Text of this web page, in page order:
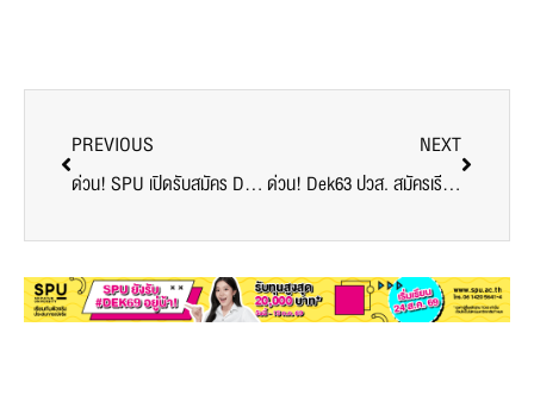
PREVIOUS
ด่วน! SPU เปิดรับสมัคร DEK 63 พร้อมรับทุน SPU CARE 15,000*
NEXT
ด่วน! Dek63 ปวส. สมัครเรียน SPU วันนี้ – 31 พ.ค. 63 รับทุน SPU CARE สูงสุด 10,000 บาท*